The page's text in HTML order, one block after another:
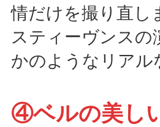
情だけを撮り直し
スティーヴンスの
かのようなリアル
④ベルの美し